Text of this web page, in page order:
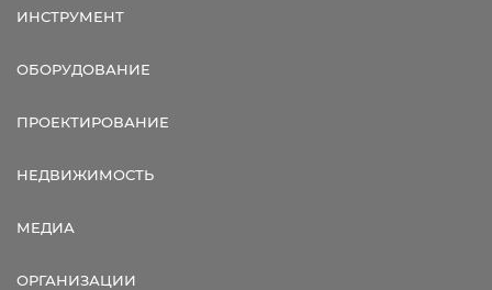
ИНСТРУМЕНТ
ОБОРУДОВАНИЕ
ПРОЕКТИРОВАНИЕ
НЕДВИЖИМОСТЬ
МЕДИА
ОРГАНИЗАЦИИ